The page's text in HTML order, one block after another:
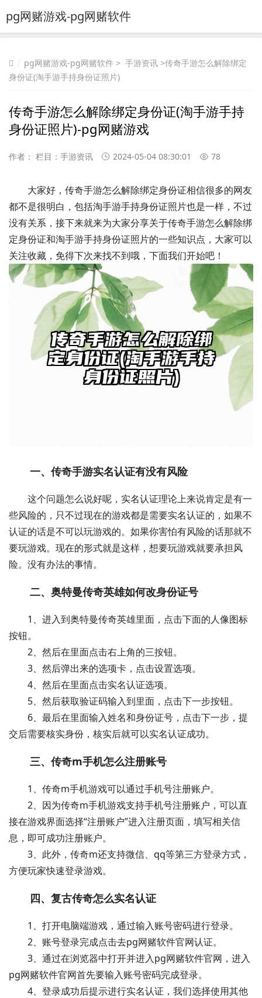
pg网赌游戏-pg网赌软件
pg网赌游戏-pg网赌软件 > 手游资讯 >传奇手游怎么解除绑定
身份证(淘手游手持身份证照片)
传奇手游怎么解除绑定身份证(淘手游手持
身份证照片)-pg网赌游戏
作者： 栏目： 手游资讯 2024-05-04 08:30:01 78
大家好，传奇手游怎么解除绑定身份证相信很多的网友
都不是很明白，包括淘手游手持身份证照片也是一样，不过
没有关系，接下来就来为大家分享关于传奇手游怎么解除绑
定身份证和淘手游手持身份证照片的一些知识点，大家可以
关注收藏，免得下次来找不到哦，下面我们开始吧！
一、传奇手游实名认证有没有风险
这个问题怎么说好呢，实名认证理论上来说肯定是有一
些风险的，只不过现在的游戏都是需要实名认证的，如果不
认证的话是不可以玩游戏的。如果你害怕有风险的话那就不
要玩游戏。现在的形式就是这样，想要玩游戏就要承担风
险。没有办法的事情。
二、奥特曼传奇英雄如何改身份证号
1、进入到奥特曼传奇英雄里面，点击下面的人像图标
按钮。
2、然后在里面点击右上角的三按钮。
3、然后弹出来的选项卡，点击设置选项。
4、然后在里面点击实名认证选项。
5、然后获取验证码输入到里面，点击下一步按钮。
6、最后在里面输入姓名和身份证号，点击下一步，提
交后需要核实身份，核实后就可以实名认证成功。
三、传奇m手机怎么注册账号
1、传奇m手机游戏可以通过手机号注册账户。
2、因为传奇m手机游戏支持手机号注册账户，可以直
接在游戏界面选择“注册账户”进入注册页面，填写相关信
息，即可成功注册账户。
3、此外，传奇m还支持微信、qq等第三方登录方式，
方便玩家快速登录游戏。
四、复古传奇怎么实名认证
1、打开电脑端游戏，通过输入账号密码进行登录。
2、账号登录完成点击去pg网赌软件官网认证。
3、通过在浏览器中打开并进入pg网赌软件官网，进入
pg网赌软件官网首先要输入账号密码完成登录。
4、登录成功后提示进行实名认证，我们选择使用其他